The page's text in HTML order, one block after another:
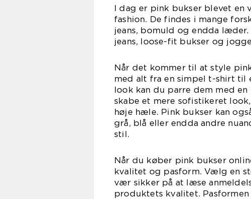
I dag er pink bukser blevet en
fashion. De findes i mange
jeans, bomuld og endda
jeans, loose-fit bukser og
Når det kommer til at style
med alt fra en simpel t-shirt til
look kan du parre dem med
skabe et mere sofistikeret
høje hæle. Pink bukser kan
grå, blå eller endda andre
stil.
Når du køber pink bukser
kvalitet og pasform. Vælg en
vær sikker på at læse
produktets kvalitet.